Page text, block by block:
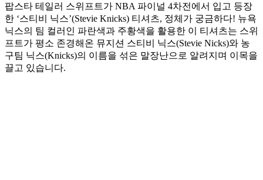
팝스타 테일러 스위프트가 NBA 파이널 4차전에서 입고 등장
한 ‘스티비 닉스’(Stevie Knicks) 티셔츠, 정체가 궁금하다! 뉴욕
닉스의 팀 컬러인 파란색과 주황색을 활용한 이 티셔츠는 스위
프트가 평소 존경해온 뮤지션 스티비 닉스(Stevie Nicks)와 농
구팀 닉스(Knicks)의 이름을 섞은 말장난으로 알려지며 이목을
끌고 있습니다.